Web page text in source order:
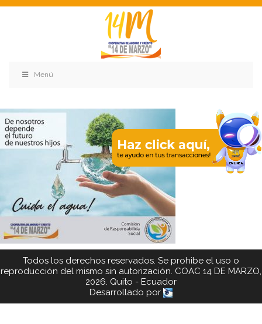
Menú
Todos los derechos reservados. Se prohibe el uso o
reproducción del mismo sin autorización. COAC 14 DE MARZO,
2026. Quito - Ecuador
Desarrollado por